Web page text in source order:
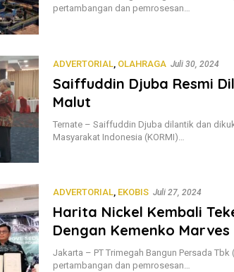
pertambangan dan pemrosesan…
ADVERTORIAL OLAHRAGA Juli 30, 2024
Saiffuddin Djuba Resmi
Malut
Ternate – Saiffuddin Djuba dilantik dan
Masyarakat Indonesia (KORMI)…
ADVERTORIAL, EKOBIS Juli 27, 2024
Harita Nickel Kembali
Dengan Kemenko Marves
Jakarta – PT Trimegah Bangun Persada
pertambangan dan pemrosesan…